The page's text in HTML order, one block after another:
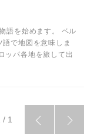
語を始めます。 ベル
で地図を意味しま
各地を旅して出
/ 1